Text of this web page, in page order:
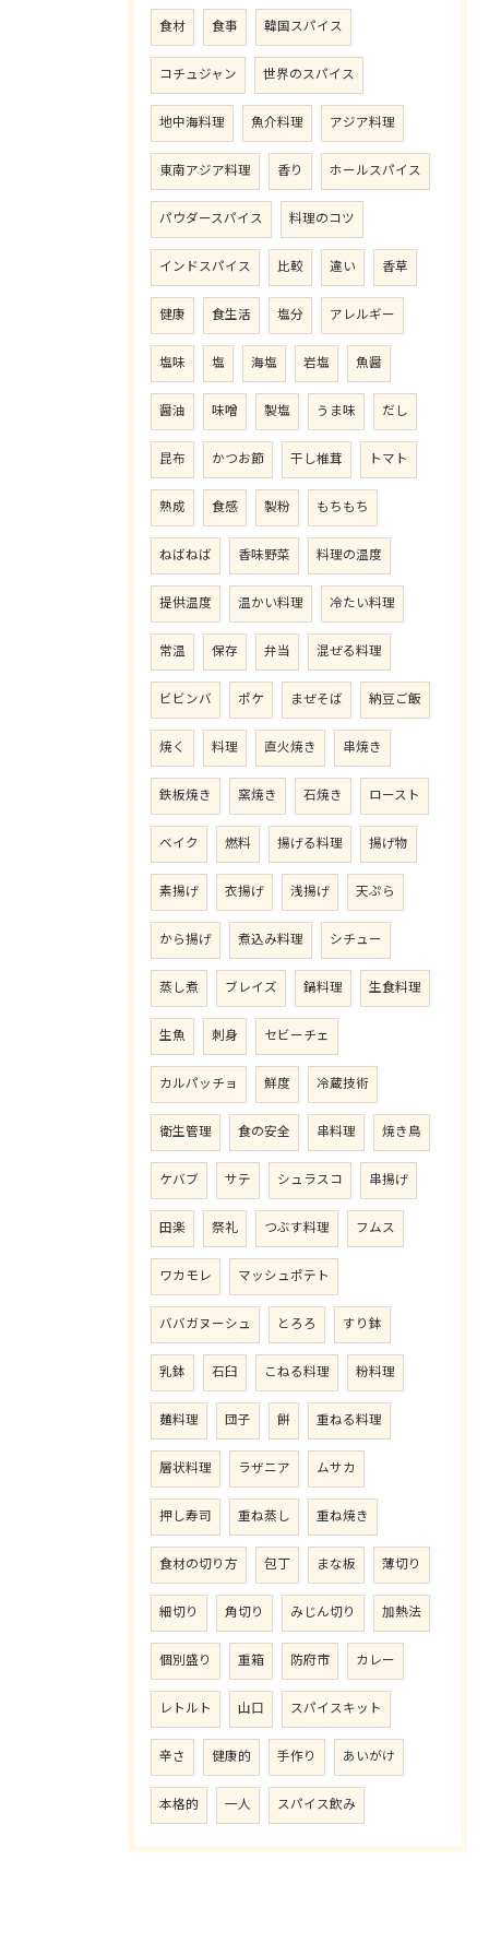
食材 食事 韓国スパイス
コチュジャン 世界のスパイス
地中海料理 魚介料理 アジア料理
東南アジア料理 香り ホールスパイス
パウダースパイス 料理のコツ
インドスパイス 比較 違い 香草
健康 食生活 塩分 アレルギー
塩味 塩 海塩 岩塩 魚醤
醤油 味噌 製塩 うま味 だし
昆布 かつお節 干し椎茸 トマト
熟成 食感 製粉 もちもち
ねばねば 香味野菜 料理の温度
提供温度 温かい料理 冷たい料理
常温 保存 弁当 混ぜる料理
ビビンバ ポケ まぜそば 納豆ご飯
焼く 料理 直火焼き 串焼き
鉄板焼き 窯焼き 石焼き ロースト
ベイク 燃料 揚げる料理 揚げ物
素揚げ 衣揚げ 浅揚げ 天ぷら
から揚げ 煮込み料理 シチュー
蒸し煮 ブレイズ 鍋料理 生食料理
生魚 刺身 セビーチェ
カルパッチョ 鮮度 冷蔵技術
衛生管理 食の安全 串料理 焼き鳥
ケバブ サテ シュラスコ 串揚げ
田楽 祭礼 つぶす料理 フムス
ワカモレ マッシュポテト
ババガヌーシュ とろろ すり鉢
乳鉢 石臼 こねる料理 粉料理
麺料理 団子 餅 重ねる料理
層状料理 ラザニア ムサカ
押し寿司 重ね蒸し 重ね焼き
食材の切り方 包丁 まな板 薄切り
細切り 角切り みじん切り 加熱法
個別盛り 重箱 防府市 カレー
レトルト 山口 スパイスキット
辛さ 健康的 手作り あいがけ
本格的 一人 スパイス飲み